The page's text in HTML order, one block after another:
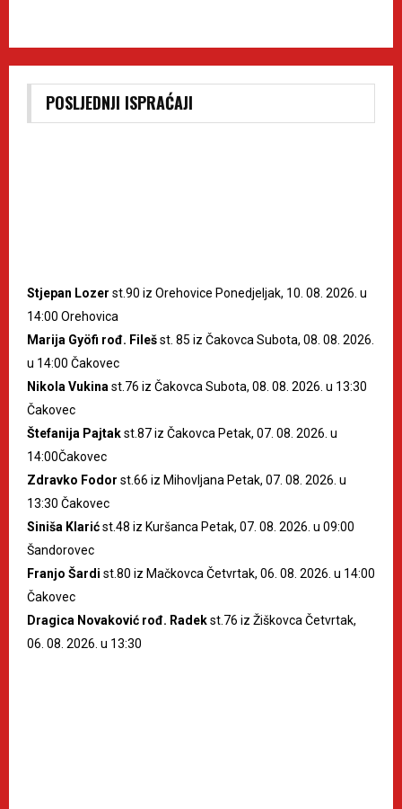
POSLJEDNJI ISPRAĆAJI
Stjepan Lozer st.90 iz Orehovice Ponedjeljak, 10. 08. 2026. u
14:00 Orehovica
Marija Gyöfi rođ. Filešst. 85 iz Čakovca Subota, 08. 08. 2026.
u 14:00 Čakovec
Nikola Vukina st.76 iz Čakovca Subota, 08. 08. 2026. u 13:30
Čakovec
Štefanija Pajtakst.87 iz Čakovca Petak, 07. 08. 2026. u
14:00Čakovec
Zdravko Fodor st.66 iz Mihovljana Petak, 07. 08. 2026. u
13:30 Čakovec
Siniša Klarićst.48 iz Kuršanca Petak, 07. 08. 2026. u 09:00
Šandorovec
Franjo Šardi st.80 iz Mačkovca Četvrtak, 06. 08. 2026. u 14:00
Čakovec
Dragica Novaković rođ. Radekst.76 iz Žiškovca Četvrtak,
06. 08. 2026. u 13:30